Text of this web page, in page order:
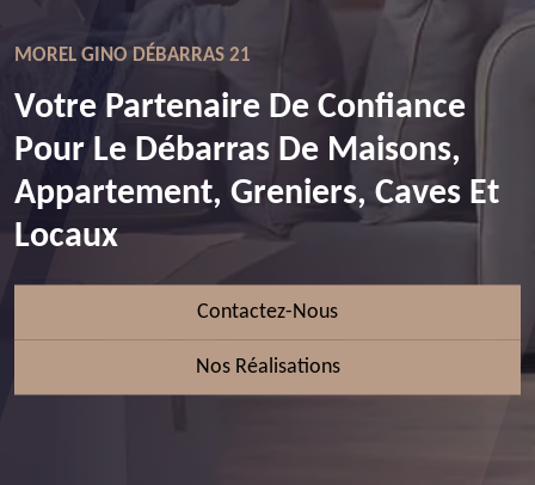
MOREL GINO DÉBARRAS 21
Votre Partenaire De Confiance
Pour Le Débarras De Maisons,
Appartement, Greniers, Caves Et
Locaux
Contactez-Nous
Nos Réalisations